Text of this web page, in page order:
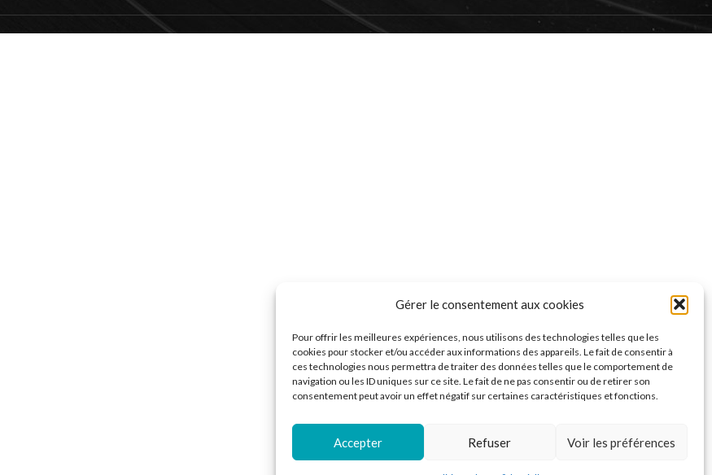
Gérer le consentement aux cookies
Pour offrir les meilleures expériences, nous utilisons des technologies telles que les
cookies pour stocker et/ou accéder aux informations des appareils. Le fait de consentir à
ces technologies nous permettra de traiter des données telles que le comportement de
navigation ou les ID uniques sur ce site. Le fait de ne pas consentir ou de retirer son
consentement peut avoir un effet négatif sur certaines caractéristiques et fonctions.
Accepter Refuser Voir les préférences